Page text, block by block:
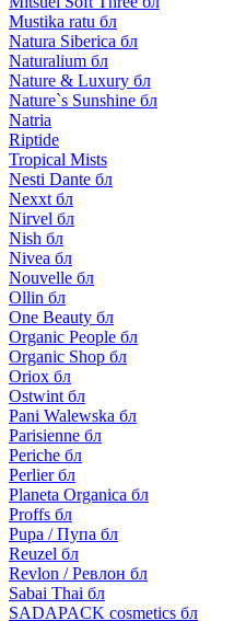
Mustika ratu бл
Natura Siberica бл
Naturalium бл
Nature & Luxury бл
Nature`s Sunshine бл
Natria
Riptide
Tropical Mists
Nesti Dante бл
Nexxt бл
Nirvel бл
Nish бл
Nivea бл
Nouvelle бл
Ollin бл
One Beauty бл
Organic People бл
Organic Shop бл
Oriox бл
Ostwint бл
Pani Walewska бл
Parisienne бл
Periche бл
Perlier бл
Planeta Organica бл
Proffs бл
Pupa / Пупа бл
Reuzel бл
Revlon / Ревлон бл
Sabai Thai бл
SADAPACK cosmetics бл